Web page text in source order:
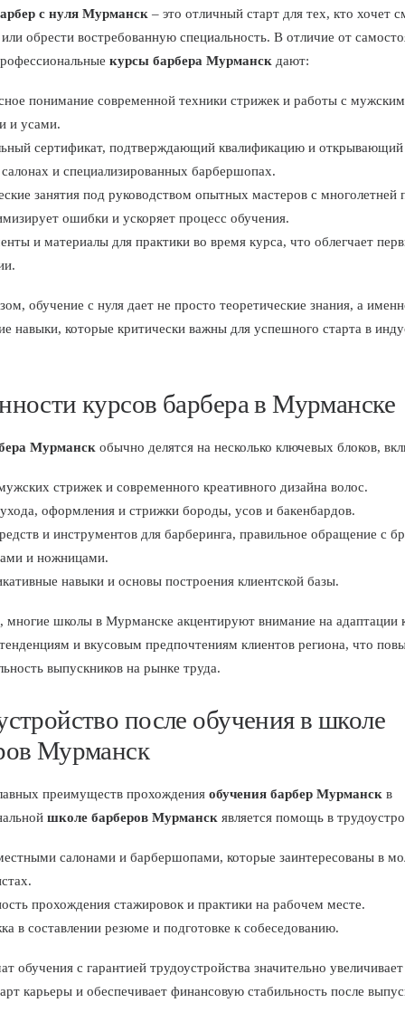
с нуля Мурманск – это отличный старт для тех, кто хочет
обрести востребованную специальность. В отличие от
курсы барбера Мурманск дают:
понимание современной техники стрижек и работы с
и усами.
сертификат, подтверждающий квалификацию и открывающий
и специализированных барбершопах.
занятия под руководством опытных мастеров с многолетней
ошибки и ускоряет процесс обучения.
и материалы для практики во время курса, что облегчает
обучение с нуля дает не просто теоретические знания, а
навыки, которые критически важны для успешного старта в
курсов барбера в Мурманске
Мурманск обычно делятся на несколько ключевых блоков,
стрижек и современного креативного дизайна волос.
оформления и стрижки бороды, усов и бакенбардов.
и инструментов для барберинга, правильное обращение с
и ножницами.
навыки и основы построения клиентской базы.
многие школы в Мурманске акцентируют внимание на адаптации
и вкусовым предпочтениям клиентов региона, что
выпускников на рынке труда.
после обучения в школе
Мурманск
преимуществ прохождения обучения барбер Мурманск в
школе барберов Мурманск является помощь в
салонами и барбершопами, которые заинтересованы в
прохождения стажировок и практики на рабочем месте.
в составлении резюме и подготовке к собеседованию.
обучения с гарантией трудоустройства значительно
карьеры и обеспечивает финансовую стабильность после